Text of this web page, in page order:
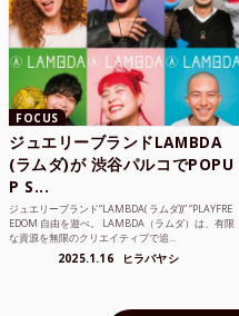
FOCUS
ジュエリーブランドLAMBDA
(ラムダ)が 渋谷パルコでPOPU
P S...
ジュエリーブランド“LAMBDA( ラムダ))” “PLAYFRE
EDOM 自由を遊べ。 LAMBDA（ラムダ）は、有限
な資源を無限のクリエイティブで追...
2025.1.16 ヒラバヤシ